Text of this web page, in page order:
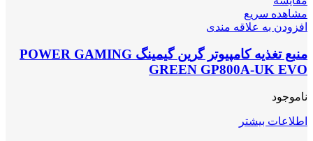
مشاهده سریع
افزودن به علاقه مندی
منبع تغذیه کامپیوتر گرین گیمینگ POWER GAMING
GREEN GP800A-UK EVO
ناموجود
اطلاعات بیشتر